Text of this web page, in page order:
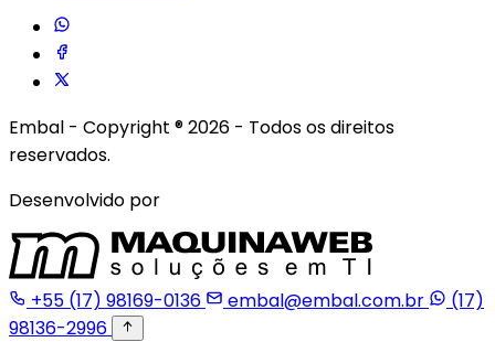
Embal - Copyright ® 2026 - Todos os direitos
reservados.
Desenvolvido por
+55 (17) 98169-0136 embal@embal.com.br
(17)
98136-2996